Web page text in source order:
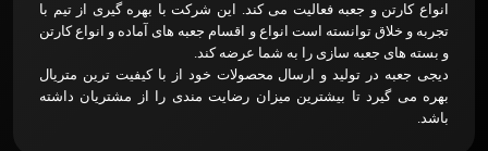
انواع کارتن و جعبه فعالیت می کند. این شرکت با بهره گیری از تیم با
تجربه و خلاق توانسته است انواع و اقسام جعبه های آماده و انواع کارتن
و بسته های جعبه سازی را به شما عرضه کند.
دیجی جعبه در تولید و ارسال محصولات خود از با کیفیت ترین متریال
بهره می گیرد تا بیشترین میزان رضایت مندی را از مشتریان داشته
باشد.